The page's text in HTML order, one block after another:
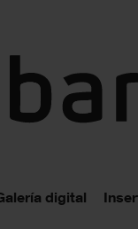
digital